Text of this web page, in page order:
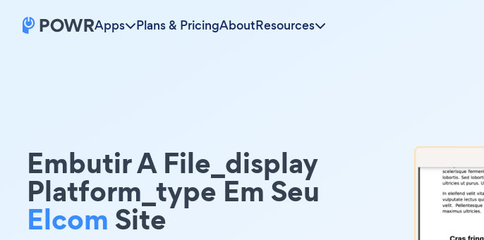
Apps Plans & PricingAboutResources
Embutir A File_display
Platform_type Em Seu
Elcom Site